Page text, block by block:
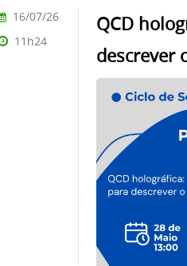
QCD
descrever
16/07/26
11h24